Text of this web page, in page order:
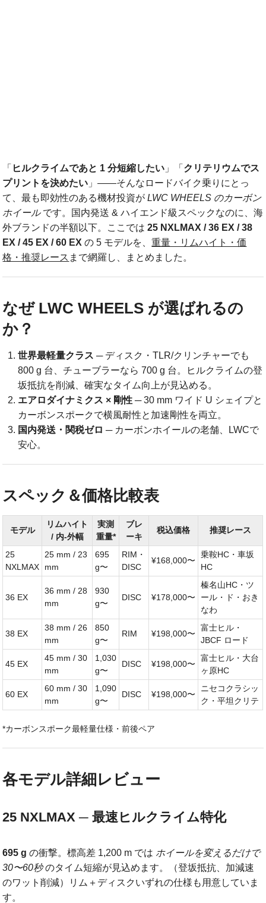
「 ヒルクライムであと 1 分短縮したい 」「 クリテリウムでス
プリントを決めたい 」――そんなロードバイク乗りにとっ
て、最も即効性のある機材投資がLWC WHEELS のカーボン
ホイールです。国内発送 & ハイエンド級スペックなのに、海
外ブランドの半額以下。ここでは25 NXLMAX / 36 EX / 38
EX / 45 EX / 60 EX の 5 モデルを、重量・リムハイト・価
格・推奨レース まで網羅し、まとめました。
なぜ LWC WHEELS が選ばれるの
か？
世界最軽量クラス ─ ディスク・TLR/クリンチャーでも
800 g 台、チューブラーなら 700 g 台。ヒルクライムの登
坂抵抗を削減、確実なタイム向上が見込める。
エアロダイナミクス × 剛性 ─ 30 mm ワイド U シェイプと
カーボンスポークで横風耐性と加速剛性を両立。
国内発送・関税ゼロ ─ カーボンホイールの老舗、LWCで
安心。
スペック＆価格比較表
モデル
リムハイト
/ 内-外幅
実測
重量*
ブレ
ーキ
税込価格 推奨レース
25
NXLMAX
25 mm / 23
mm
695
g〜
RIM・
DISC
¥168,000〜
乗鞍HC・車坂
HC
36 EX
36 mm / 28
mm
930
g〜
DISC ¥178,000〜
榛名山HC・ツ
ール・ド・おき
なわ
38 EX
38 mm / 26
mm
850
g〜
RIM ¥198,000〜
富士ヒル・
JBCF ロード
45 EX
45 mm / 30
mm
1,030
g〜
DISC ¥198,000〜
富士ヒル・大台
ヶ原HC
60 EX
60 mm / 30
mm
1,090
g〜
DISC ¥198,000〜
ニセコクラシッ
ク・平坦クリテ
*カーボンスポーク最軽量仕様・前後ペア
各モデル詳細レビュー
25 NXLMAX ─ 最速ヒルクライム特化
695 g の衝撃。標高差 1,200 m では ホイールを変えるだけで
30〜60秒のタイム短縮が見込めます。（登坂抵抗、加減速
のワット削減）リム＋ディスクいずれの仕様も用意していま
す。